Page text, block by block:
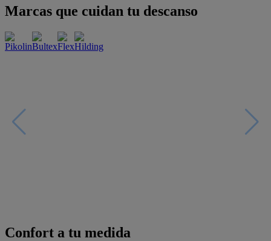
Marcas que cuidan tu descanso
Confort a tu medida